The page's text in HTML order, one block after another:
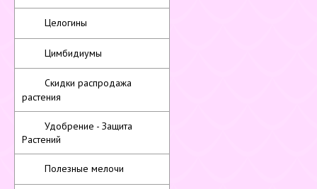
Целогины
Цимбидиумы
Скидки распродажа
растения
Удобрение - Защита
Растений
Полезные мелочи